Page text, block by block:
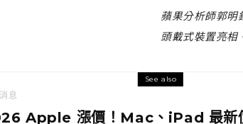
蘋果分析師郭明
頭戴式裝置亮相
See also
息
Apple 漲價！Mac、iPad 最新